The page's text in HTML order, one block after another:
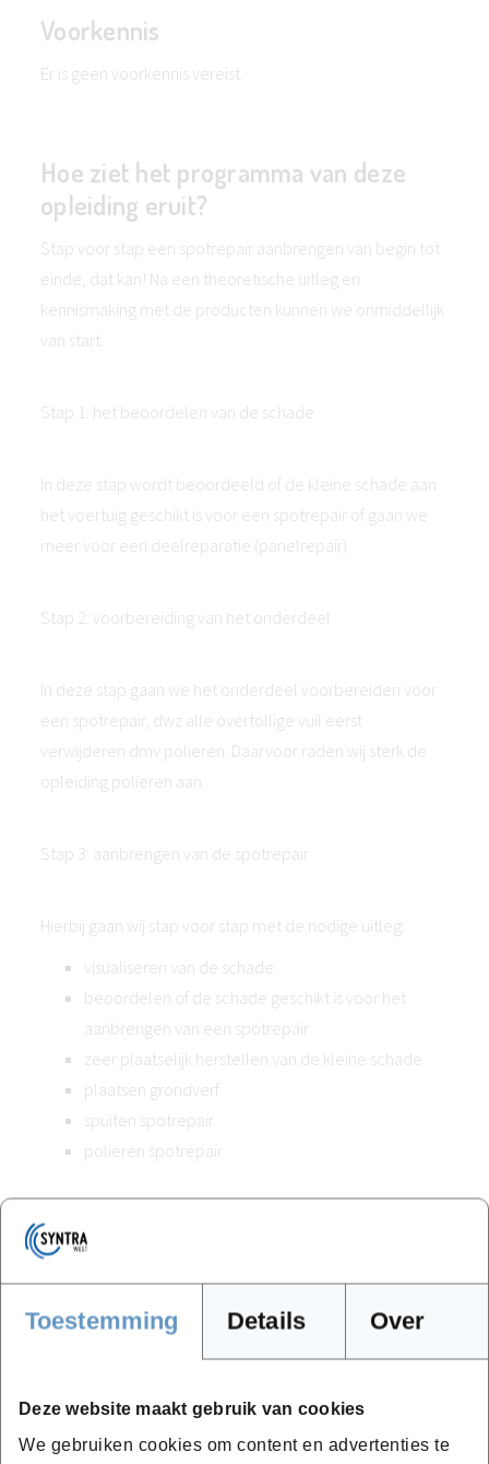
Toestemming Details Over
Deze website maakt gebruik van cookies
We gebruiken cookies om content en advertenties te
Voorkennis
Er is geen voorkennis vereist.
Hoe ziet het programma van deze
opleiding eruit?
Stap voor stap een spotrepair aanbrengen van begin tot
einde, dat kan! Na een theoretische uitleg en
kennismaking met de producten kunnen we onmiddellijk
van start.
Stap 1: het beoordelen van de schade
In deze stap wordt beoordeeld of de kleine schade aan
het voertuig geschikt is voor een spotrepair of gaan we
meer voor een deelreparatie (panelrepair)
Stap 2: voorbereiding van het onderdeel
In deze stap gaan we het onderdeel voorbereiden voor
een spotrepair, dwz alle overtollige vuil eerst
verwijderen dmv polieren. Daarvoor raden wij sterk de
opleiding polieren aan.
Stap 3: aanbrengen van de spotrepair
Hierbij gaan wij stap voor stap met de nodige uitleg:
visualiseren van de schade
beoordelen of de schade geschikt is voor het
aanbrengen van een spotrepair
zeer plaatselijk herstellen van de kleine schade
plaatsen grondverf
spuiten spotrepair
polieren spotrepair
Stap 4:
Polieren van de uitspuitzone met de geschikte
polijstproducten alsook het eventueel optimaliseren van
de aanpalende onderdelen. Zijn er na het optimaliseren
toch nog kleine krasjes zichtbaar kunnen we die alsook